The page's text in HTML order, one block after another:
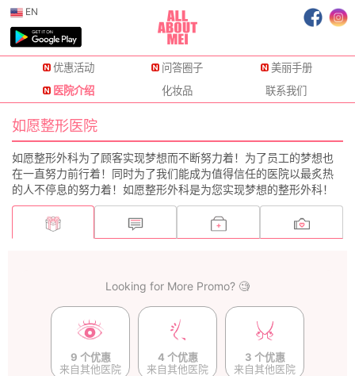
EN
优惠活动 问答圈子
美丽手册
医院介绍
化妆品 联系我们
如愿整形医院
如愿整形外科为了顾客实现梦想而不断努力着！为了员工的梦想也
在一直努力前行着！同时为了我们能成为值得信任的医院以最炙热
的人不停息的努力着！如愿整形外科是为您实现梦想的整形外科！
Looking for More Promo? 🧐
9 个优惠
来自其他医院
4 个优惠
来自其他医院
3 个优惠
来自其他医院